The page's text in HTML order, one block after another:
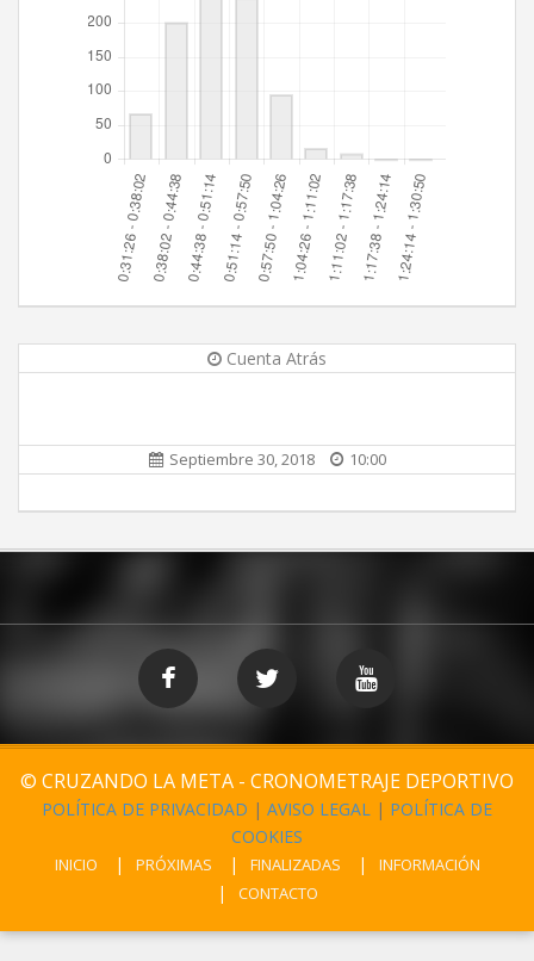
Cuenta Atrás
Septiembre 30, 2018 10:00
© CRUZANDO LA META - CRONOMETRAJE DEPORTIVO
POLÍTICA DE PRIVACIDAD | AVISO LEGAL | POLÍTICA DE
COOKIES
INICIO PRÓXIMAS FINALIZADAS
INFORMACIÓN
CONTACTO